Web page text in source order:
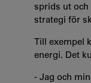
sprids ut och
strategi för
Till exempel
energi. Det
- Jag och